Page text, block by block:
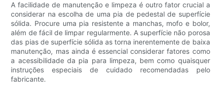
A facilidade de manutenção e limpeza é outro fator crucial a
considerar na escolha de uma pia de pedestal de superfície
sólida. Procure uma pia resistente a manchas, mofo e bolor,
além de fácil de limpar regularmente. A superfície não porosa
das pias de superfície sólida as torna inerentemente de baixa
manutenção, mas ainda é essencial considerar fatores como
a acessibilidade da pia para limpeza, bem como quaisquer
instruções especiais de cuidado recomendadas pelo
fabricante.